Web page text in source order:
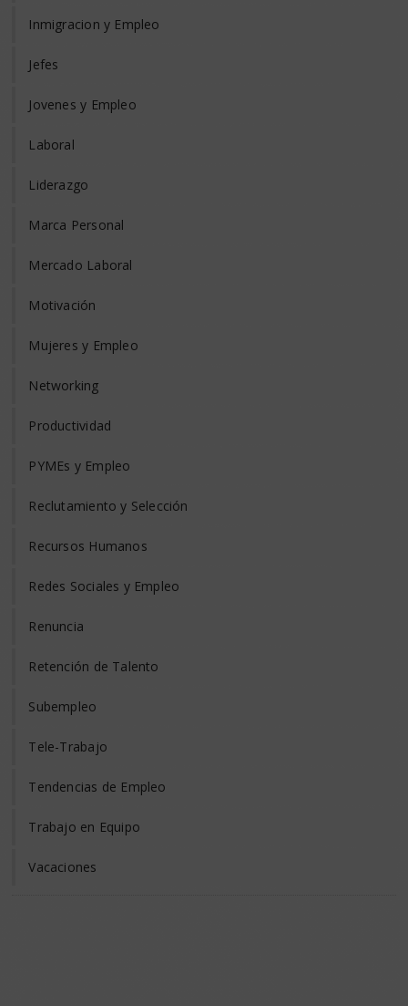
Inmigracion y Empleo
Jefes
Jovenes y Empleo
Laboral
Liderazgo
Marca Personal
Mercado Laboral
Motivación
Mujeres y Empleo
Networking
Productividad
PYMEs y Empleo
Reclutamiento y Selección
Recursos Humanos
Redes Sociales y Empleo
Renuncia
Retención de Talento
Subempleo
Tele-Trabajo
Tendencias de Empleo
Trabajo en Equipo
Vacaciones